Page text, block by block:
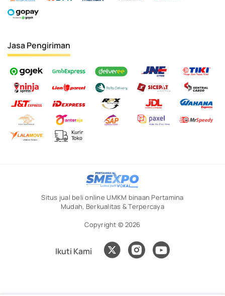
Jasa Pengiriman
Situs jual beli online UMKM binaan Pertamina
Mudah, Berkualitas & Terpercaya
Copyright © 2026
Ikuti Kami